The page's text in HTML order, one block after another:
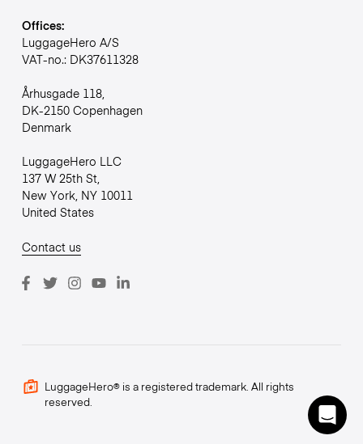
Offices:
LuggageHero A/S
VAT-no.: DK37611328
Århusgade 118,
DK-2150 Copenhagen
Denmark
LuggageHero LLC
137 W 25th St,
New York, NY 10011
United States
Contact us
LuggageHero® is a registered trademark. All rights
reserved.